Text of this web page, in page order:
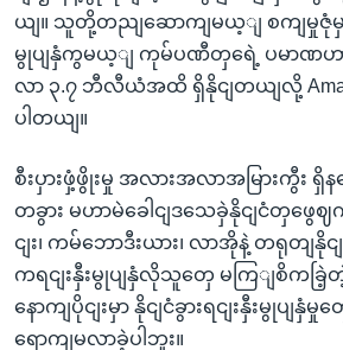
ယျ။ သူတို့တညျဆောကျမယ့ျ စကျမှုဇုံမှာ
မွုပျနှံကွမယ့ျ ကုမ်ပဏီတှရေဲ့ ပမာဏဟာ
လာ ၃.၇ ဘီလီယံအထိ ရှိနိုငျတယျလို့
ပါတယျ။
စီးပှားဖှံ့ဖွိုးမှု အလားအလာအမြားကွီး ရှိန
တခွား မဟာမဲခေါငျဒသေခှဲနိုငျငံတှဖွေ
ငျး၊ ကမ်ဘောဒီးယား၊ လာအိုနဲ့ တရုတျနိုင
ကရငျးနှီးမွုပျနှံလိုသူတှေ မကြျစိကခြဲ့
နောကျပိုငျးမှာ နိုငျငံခွားရငျးနှီးမွုပျ
ရောကျမလာခဲ့ပါဘူး။